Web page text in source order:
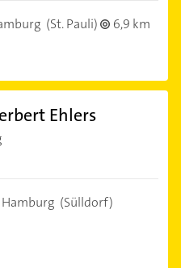
(St. Pauli)
6,9 km
Ehlers
(Sülldorf)